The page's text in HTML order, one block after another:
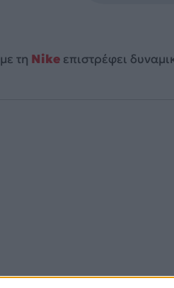
με τη Nike επιστρέφει